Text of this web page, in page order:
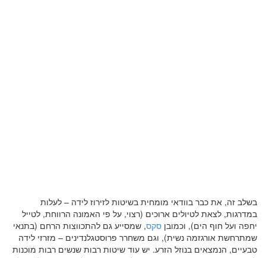
בשלב זה, את כבר בוודאי מומחית בשיטות לזירוז לידה – לעלות
במדרגות, לצאת לטיולים ארוכים (רצוי, על פי האמונה הרווחת, לטייל
יחפה ועל חוף הים), וכמובן סקס, שמסייע גם להתכווצות הרחם (בתנאי
שמתרחשת אורגזמה נשית), וגם משחרר פרוסטגלנדינים – מזרזי לידה
טבעיים, הנמצאים בנוזל הזרע. יש עוד שיטות רבות שנשים רבות מוכנות